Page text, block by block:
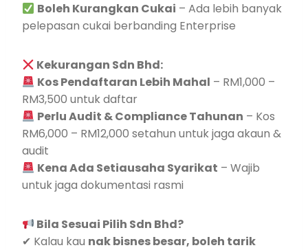
Boleh Kurangkan Cukai – Ada lebih banyak
pelepasan cukai berbanding Enterprise
Kekurangan Sdn Bhd:
Kos Pendaftaran Lebih Mahal – RM1,000 –
RM3,500 untuk daftar
Perlu Audit & Compliance Tahunan – Kos
RM6,000 – RM12,000 setahun untuk jaga akaun &
audit
Kena Ada Setiausaha Syarikat – Wajib
untuk jaga dokumentasi rasmi
Bila Sesuai Pilih Sdn Bhd?
✔ Kalau kau nak bisnes besar, boleh tarik